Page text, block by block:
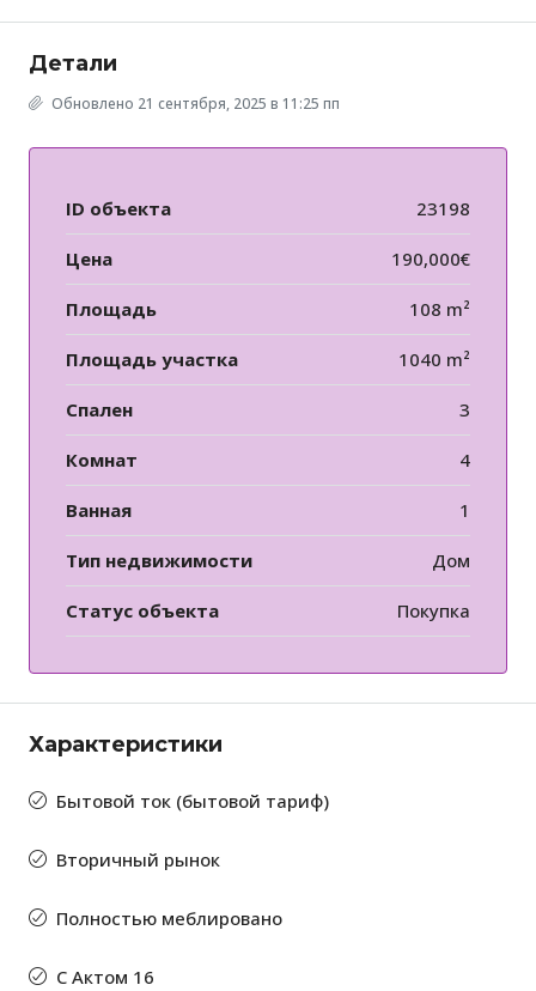
Детали
Обновлено 21 сентября, 2025 в 11:25 пп
ID объекта 23198
Цена 190,000€
Площадь 108 m²
Площадь участка 1040 m²
Спален 3
Комнат 4
Ванная 1
Тип недвижимости Дом
Статус объекта Покупка
Характеристики
Бытовой ток (бытовой тариф)
Вторичный рынок
Полностью меблировано
С Актом 16